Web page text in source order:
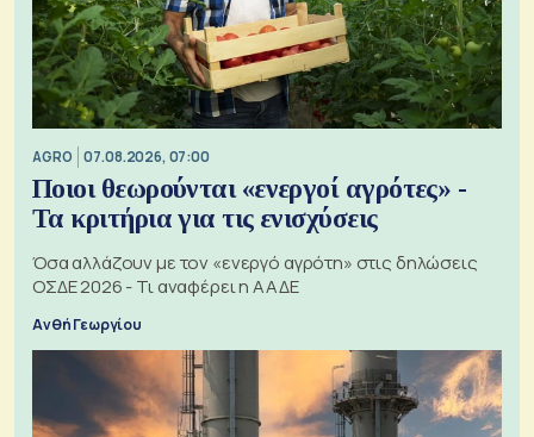
AGRO 07.08.2026, 07:00
Ποιοι θεωρούνται «ενεργοί αγρότες» -
Τα κριτήρια για τις ενισχύσεις
Όσα αλλάζουν με τον «ενεργό αγρότη» στις δηλώσεις
ΟΣΔΕ 2026 - Τι αναφέρει η ΑΑΔΕ
Ανθή Γεωργίου